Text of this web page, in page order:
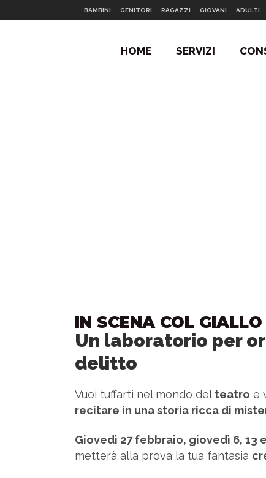
BAMBINI GENITORI RAGAZZI GIOVANI ADULTI
HOME SERVIZI
IN SCENA COL
Un laboratorio per
delitto
Vuoi tuffarti nel mondo del teatro e
recitare in una storia ricca di
Giovedì 27 febbraio, giovedì 6, 13
metterà alla prova la tua fantasia